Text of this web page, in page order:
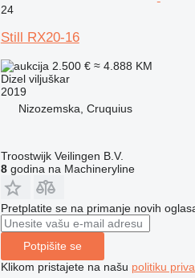
24
Still RX20-16
2.500 € ≈ 4.888 KM
Dizel viljuškar
2019
Nizozemska, Cruquius
Troostwijk Veilingen B.V.
8godina na Machineryline
Pretplatite se na primanje novih
Potpišite se
Klikom pristajete na našu politiku